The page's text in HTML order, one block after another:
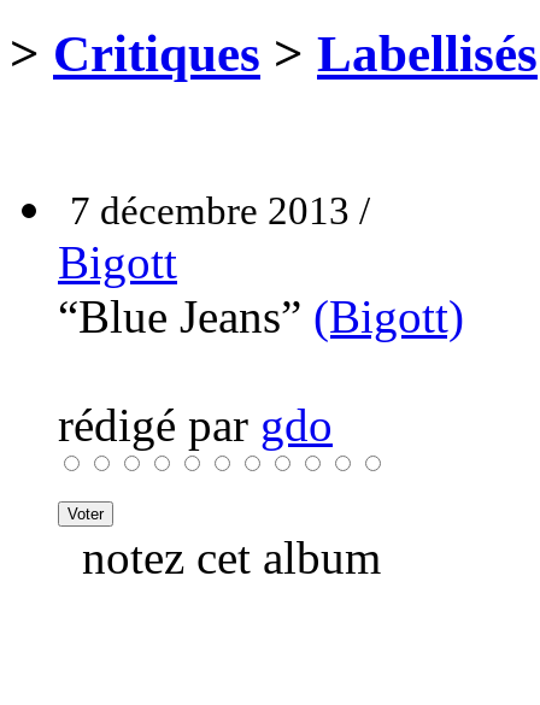
> Critiques > Labellisés
7 décembre 2013 /
Bigott
“Blue Jeans” (Bigott)
rédigé par gdo
notez cet album